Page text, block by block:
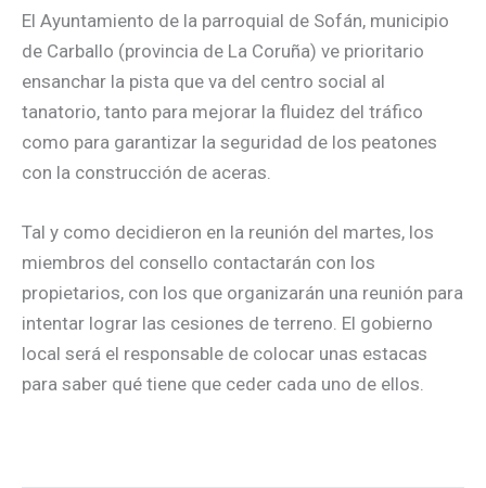
El Ayuntamiento de la parroquial de Sofán, municipio
de Carballo (provincia de La Coruña) ve prioritario
ensanchar la pista que va del centro social al
tanatorio, tanto para mejorar la fluidez del tráfico
como para garantizar la seguridad de los peatones
con la construcción de aceras.
Tal y como decidieron en la reunión del martes, los
miembros del consello contactarán con los
propietarios, con los que organizarán una reunión para
intentar lograr las cesiones de terreno. El gobierno
local será el responsable de colocar unas estacas
para saber qué tiene que ceder cada uno de ellos.